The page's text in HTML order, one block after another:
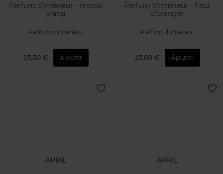
Parfum d'intérieur - monoï
ylang
Parfum d'intérieur
23,50 € Ajouter
Parfum d'intérieur - fleur
d'oranger
Parfum d'intérieur
23,50 € Ajouter
APRIL APRIL